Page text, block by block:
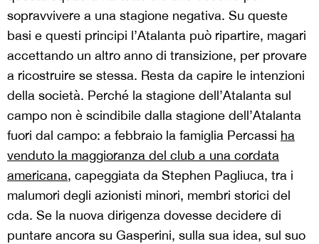
sopravvivere a una stagione negativa. Su queste
basi e questi principi l’Atalanta può ripartire, magari
accettando un altro anno di transizione, per provare
a ricostruire se stessa. Resta da capire le intenzioni
della società. Perché la stagione dell’Atalanta sul
campo non è scindibile dalla stagione dell’Atalanta
fuori dal campo: a febbraio la famiglia Percassi ha
venduto la maggioranza del club a una cordata
americana, capeggiata da Stephen Pagliuca, tra i
malumori degli azionisti minori, membri storici del
cda. Se la nuova dirigenza dovesse decidere di
puntare ancora su Gasperini, sulla sua idea, sul suo